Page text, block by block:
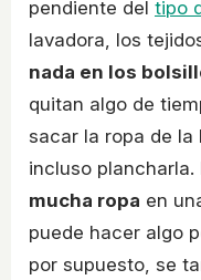
pendiente del tipo
lavadora, los
nada en los
quitan algo de
sacar la ropa de la
incluso plancharla.
mucha ropa en
puede hacer algo
por supuesto, se